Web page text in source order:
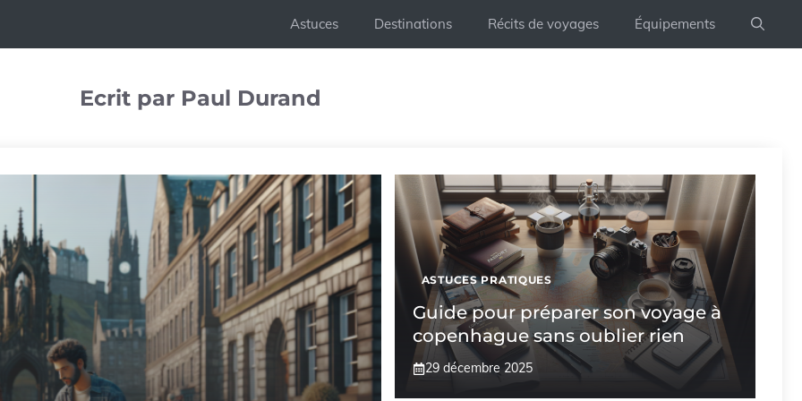
Astuces Destinations Récits de voyages Équipements
Ecrit par Paul Durand
ASTUCES PRATIQUES
Guide pour préparer son voyage à
copenhague sans oublier rien
29 décembre 2025